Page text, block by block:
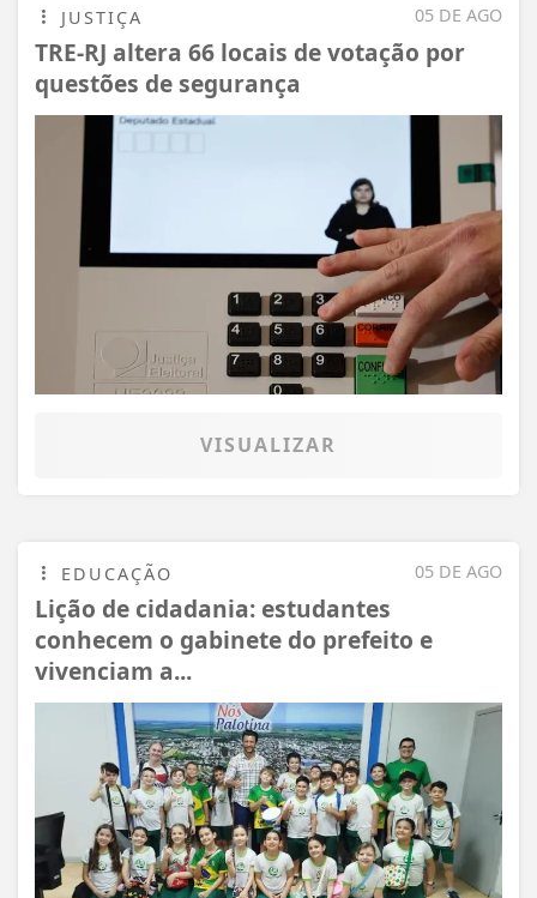
05 DE AGO
JUSTIÇA
TRE-RJ altera 66 locais de votação por
questões de segurança
VISUALIZAR
05 DE AGO
EDUCAÇÃO
Lição de cidadania: estudantes
conhecem o gabinete do prefeito e
vivenciam a...